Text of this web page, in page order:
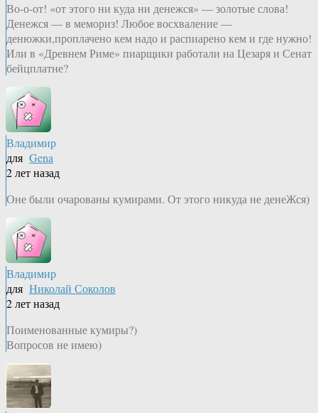
Во-о-от! «от этого ни куда ни денежся» — золотые слова!
Денежся — в мемориз! Любое восхваление —
денюжки,проплачено кем надо и распиарено кем и где нужно!
Или в «Древнем Риме» пиарщики работали на Цезаря и Сенат
бейцплатне?
Владимир
для Gena
2 лет назад
Оне были очарованы кумирами. От этого никуда не денеЖся)
Владимир
для Николай Соколов
2 лет назад
Поименованные кумиры?)
Вопросов не имею)